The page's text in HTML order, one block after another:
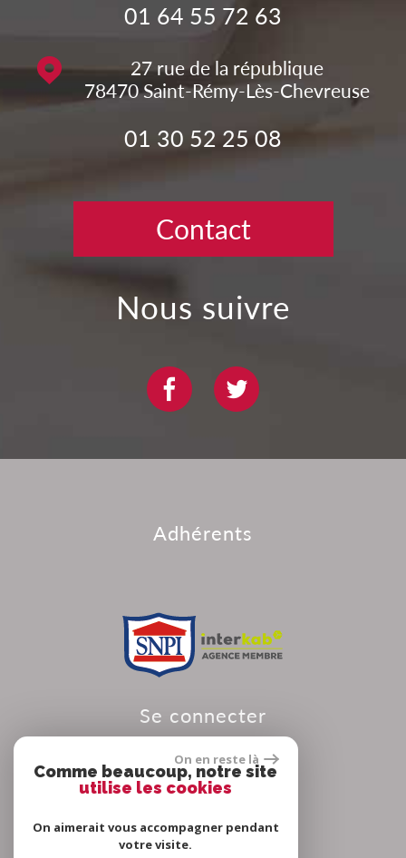
01 64 55 72 63
27 rue de la république
78470 Saint-Rémy-Lès-Chevreuse
01 30 52 25 08
Contact
nous suivre
adhérents
se connecter
On en reste là
Comme beaucoup, notre site
utilise les cookies
On aimerait vous accompagner pendant
votre visite.